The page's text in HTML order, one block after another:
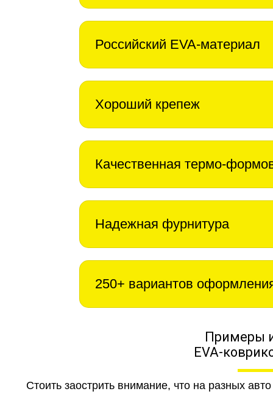
Российский EVA-материал
Хороший крепеж
Качественная термо-
Надежная фурнитура
250+ вариантов
Примеры
EVA-
Стоить заострить внимание, что на разных